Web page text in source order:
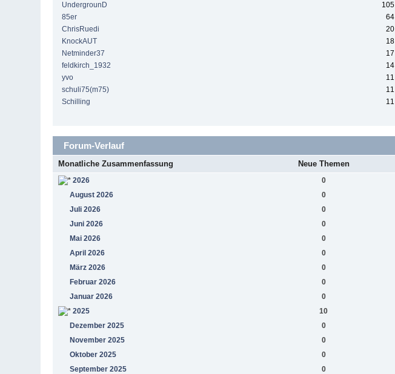
UndergrounD
105
85er
64
ChrisRuedi
20
KnockAUT
18
Netminder37
17
feldkirch_1932
14
yvo
11
schuli75(m75)
11
Schilling
11
Forum-Verlauf
Monatliche Zusammenfassung Neue Themen
2026 0
August 2026
0
Juli 2026
0
Juni 2026
0
Mai 2026
0
April 2026
0
März 2026
0
Februar 2026
0
Januar 2026
0
2025
10
Dezember 2025
0
November 2025
0
Oktober 2025
0
September 2025
0